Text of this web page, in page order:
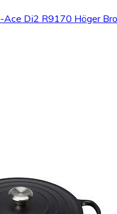
Ace Di2 R9170 Höger